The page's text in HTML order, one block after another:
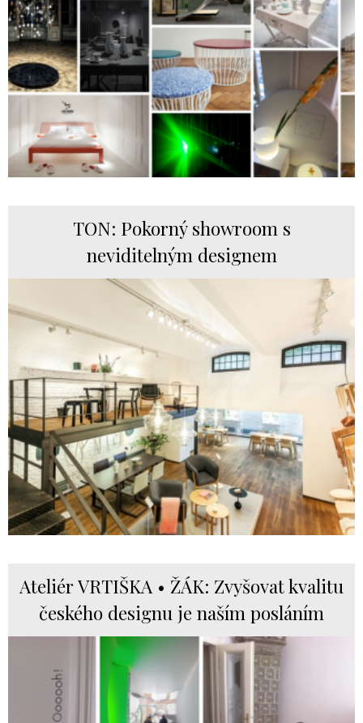
TON: Pokorný showroom s
neviditelným designem
Ateliér VRTIŠKA • ŽÁK: Zvyšovat kvalitu
českého designu je naším posláním